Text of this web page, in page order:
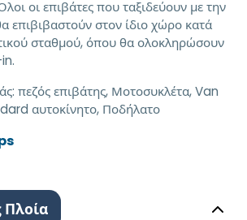
οι επιβάτες που ταξιδεύουν με την
επιβιβαστούν στον ίδιο χώρο κατά
σταθμού, όπου θα ολοκληρώσουν
πεζός επιβάτης, Μοτοσυκλέτα, Van
αυτοκίνητο, Ποδήλατο
Πλοία